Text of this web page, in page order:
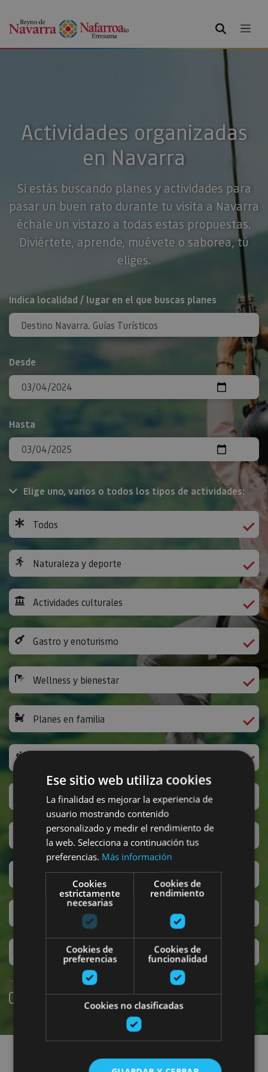
BUSCAR
Actividades organizadas
en Navarra
Si estás buscando planes y actividades para
pasar un buen rato durante tu visita a Navarra
échale un vistazo a todas estas propuestas.
Diviértete, aprende, muévete o saborea, tú
eliges.
BUSCAR
Indica localidad / lugar en el que buscas planes
Desde
Hasta
Elige uno, varios o todos los tipos de actividades:
Todos
Naturaleza y deporte
Actividades culturales
Gastro y enoturismo
Wellness y bienestar
Planes en familia
Ocio y diversión
San Fermín
Accesibilidad
Turismo regenerativo
Experiencias exclusivas
Reserva online
Encuentra planes
Ese sitio web utiliza cookies
La finalidad es mejorar la experiencia de
usuario mostrando contenido
personalizado y medir el rendimiento de
la web. Selecciona a continuación tus
preferencias. Más información
Cookies
estrictamente
necesarias
Cookies de
rendimiento
Cookies de
preferencias
Cookies de
funcionalidad
Cookies no clasificadas